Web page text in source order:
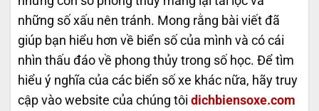
những số xấu nên tránh. Mong rằng bài viết đã
giúp bạn hiểu hơn về biển số của mình và có cái
nhìn thấu đáo về phong thủy trong số học. Để tìm
hiểu ý nghĩa của các biển số xe khác nữa, hãy truy
cập vào website của chúng tôi dichbiensoxe.com